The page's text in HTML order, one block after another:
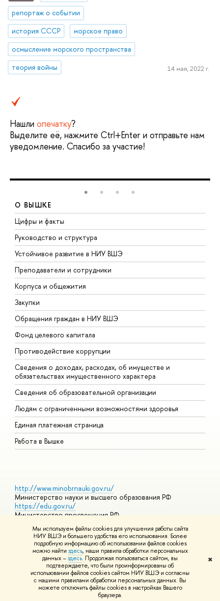
Мы используем файлы cookies для улучшения работы сайта
НИУ ВШЭ и большего удобства его использования. Более
подробную информацию об использовании файлов cookies
можно найти здесь, наши правила обработки персональных
данных –здесь. Продолжая пользоваться сайтом, вы
подтверждаете, что были проинформированы об
использовании файлов cookies сайтом НИУ ВШЭ и согласны
с нашими правилами обработки персональных данных. Вы
можете отключить файлы cookies в настройках Вашего
браузера.
✖
репортаж о событии
история СССР
морское право
осмысление морского пространства
теория войны
14 мая, 2022 г.
Нашли опечатку?
Выделите её, нажмите Ctrl+Enter и отправьте нам
уведомление. Спасибо за участие!
О ВЫШКЕ
Цифры и факты
Руководство и структура
Устойчивое развитие в НИУ ВШЭ
Преподаватели и сотрудники
Корпуса и общежития
Закупки
Обращения граждан в НИУ ВШЭ
Фонд целевого капитала
Противодействие коррупции
Сведения о доходах, расходах, об имуществе и
обязательствах имущественного характера
Сведения об образовательной организации
Людям с ограниченными возможностями здоровья
Единая платежная страница
Работа в Вышке
http://www.minobrnauki.gov.ru/
Министерство науки и высшего образования РФ
https://edu.gov.ru/
Министерство просвещения РФ
https://elearning.hse.ru/mooc
Массовые открытые онлайн-курсы
© НИУ ВШЭ 1993–2026 Адреса и контактыУсловия
использования материалов Политика конфиденциальности
Шрифты HSE Sans и HSE Slab разработаны вШколе дизайна НИУ